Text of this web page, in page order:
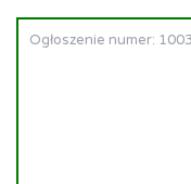
Ogłoszenie numer: